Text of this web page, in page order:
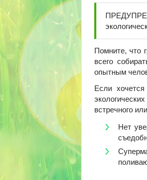
Помните, что
всего
опытным
Если
встречного
Нет